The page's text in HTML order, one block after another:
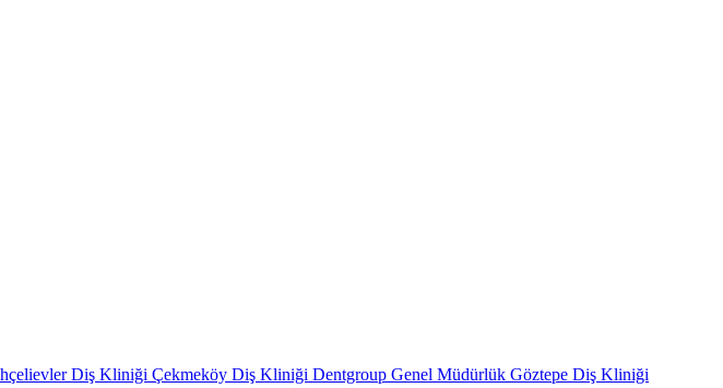
Diş Kliniği Çekmeköy Diş Kliniği Dentgroup Genel Müdürlük Göztepe Diş Kliniği